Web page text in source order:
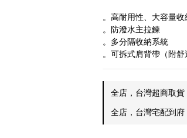
。高耐用性、大容量收
。防潑水主拉鍊
。多分隔收納系統
。可拆式肩背帶（附舒
全店，台灣超商取
全店，台灣宅配到